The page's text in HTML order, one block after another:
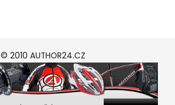
© 2010 AUTHOR24.CZ